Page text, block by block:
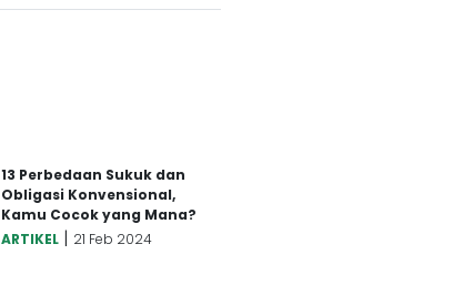
13 Perbedaan Sukuk dan
Obligasi Konvensional,
Kamu Cocok yang Mana?
ARTIKEL | 21 Feb 2024